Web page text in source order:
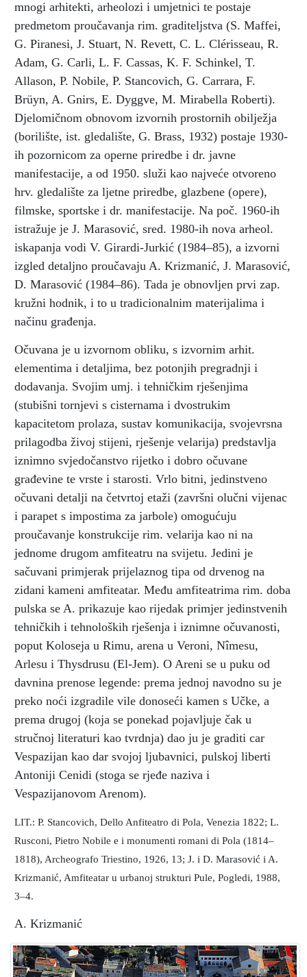
mnogi arhitekti, arheolozi i umjetnici te postaje
predmetom proučavanja rim. graditeljstva (S. Maffei,
G. Piranesi, J. Stuart, N. Revett, C. L. Clérisseau, R.
Adam, G. Carli, L. F. Cassas, K. F. Schinkel, T.
Allason, P. Nobile, P. Stancovich, G. Carrara, F.
Brüyn, A. Gnirs, E. Dyggve, M. Mirabella Roberti).
Djelomičnom obnovom izvornih prostornih obilježja
(borilište, ist. gledalište, G. Brass, 1932) postaje 1930-
ih pozornicom za operne priredbe i dr. javne
manifestacije, a od 1950. služi kao najveće otvoreno
hrv. gledalište za ljetne priredbe, glazbene (opere),
filmske, sportske i dr. manifestacije. Na poč. 1960-ih
istražuje je J. Marasović, sred. 1980-ih nova arheol.
iskapanja vodi V. Girardi-Jurkić (1984–85), a izvorni
izgled detaljno proučavaju A. Krizmanić, J. Marasović,
D. Marasović (1984–86). Tada je obnovljen prvi zap.
kružni hodnik, i to u tradicionalnim materijalima i
načinu građenja.
Očuvana je u izvornom obliku, s izvornim arhit.
elementima i detaljima, bez potonjih pregradnji i
dodavanja. Svojim umj. i tehničkim rješenjima
(stubišni tornjevi s cisternama i dvostrukim
kapacitetom prolaza, sustav komunikacija, svojevrsna
prilagodba živoj stijeni, rješenje velarija) predstavlja
iznimno svjedočanstvo rijetko i dobro očuvane
građevine te vrste i starosti. Vrlo bitni, jedinstveno
očuvani detalji na četvrtoj etaži (završni olučni vijenac
i parapet s impostima za jarbole) omogućuju
proučavanje konstrukcije rim. velarija kao ni na
jednome drugom amfiteatru na svijetu. Jedini je
sačuvani primjerak prijelaznog tipa od drvenog na
zidani kameni amfiteatar. Među amfiteatrima rim. doba
pulska se A. prikazuje kao rijedak primjer jedinstvenih
tehničkih i tehnoloških rješenja i iznimne očuvanosti,
poput Koloseja u Rimu, arena u Veroni, Nîmesu,
Arlesu i Thysdrusu (El-Jem). O Areni se u puku od
davnina prenose legende: prema jednoj navodno su je
preko noći izgradile vile donoseći kamen s Učke, a
prema drugoj (koja se ponekad pojavljuje čak u
stručnoj literaturi kao tvrdnja) dao ju je graditi car
Vespazijan kao dar svojoj ljubavnici, pulskoj liberti
Antoniji Cenidi (stoga se rjeđe naziva i
Vespazijanovom Arenom).
LIT.: P. Stancovich, Dello Anfiteatro di Pola, Venezia 1822; L.
Rusconi, Pietro Nobile e i monumenti romani di Pola (1814–
1818), Archeografo Triestino, 1926, 13; J. i D. Marasović i A.
Krizmanić, Amfiteatar u urbanoj strukturi Pule, Pogledi, 1988,
3–4.
A. Krizmanić